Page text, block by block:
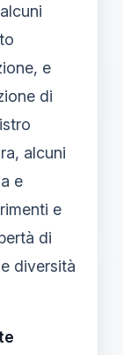
e
di
alcuni
e
e
di
diversità